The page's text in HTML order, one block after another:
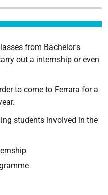
from Bachelor's
out a internship or even
to come to Ferrara for a
students involved in the